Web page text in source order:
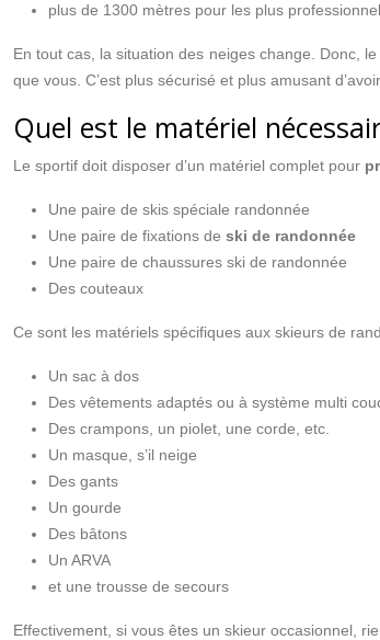
plus de 1300 mètres pour les plus
En tout cas, la situation des neiges change. Donc,
que vous. C’est plus sécurisé et plus amusant
Quel est le matériel
Le sportif doit disposer d’un matériel complet pour
Une paire de skis spéciale randonnée
Une paire de fixations de ski de randonnée
Une paire de chaussures ski de randonnée
Des couteaux
Ce sont les matériels spécifiques aux skieurs de
Un sac à dos
Des vêtements adaptés ou à système multi
Des crampons, un piolet, une corde, etc.
Un masque, s’il neige
Des gants
Un gourde
Des bâtons
Un ARVA
et une trousse de secours
Effectivement, si vous êtes un skieur occasionnel,